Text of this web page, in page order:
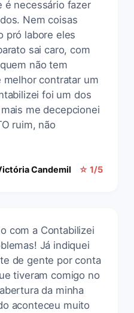
é necessário fazer
Nem coisas
pró labore eles
sai caro, com
não tem
melhor contratar um
foi um dos
me decepcionei
ruim, não
Candemil ☆ 1/5
com a Contabilizei
Já indiquei
de gente por conta
tiveram comigo no
da minha
aconteceu muito